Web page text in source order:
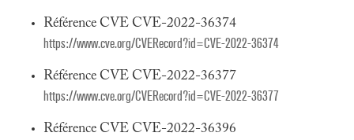
Référence CVE CVE-2022-36374
https://www.cve.org/CVERecord?id=CVE-2022-36374
Référence CVE CVE-2022-36377
https://www.cve.org/CVERecord?id=CVE-2022-36377
Référence CVE CVE-2022-36396